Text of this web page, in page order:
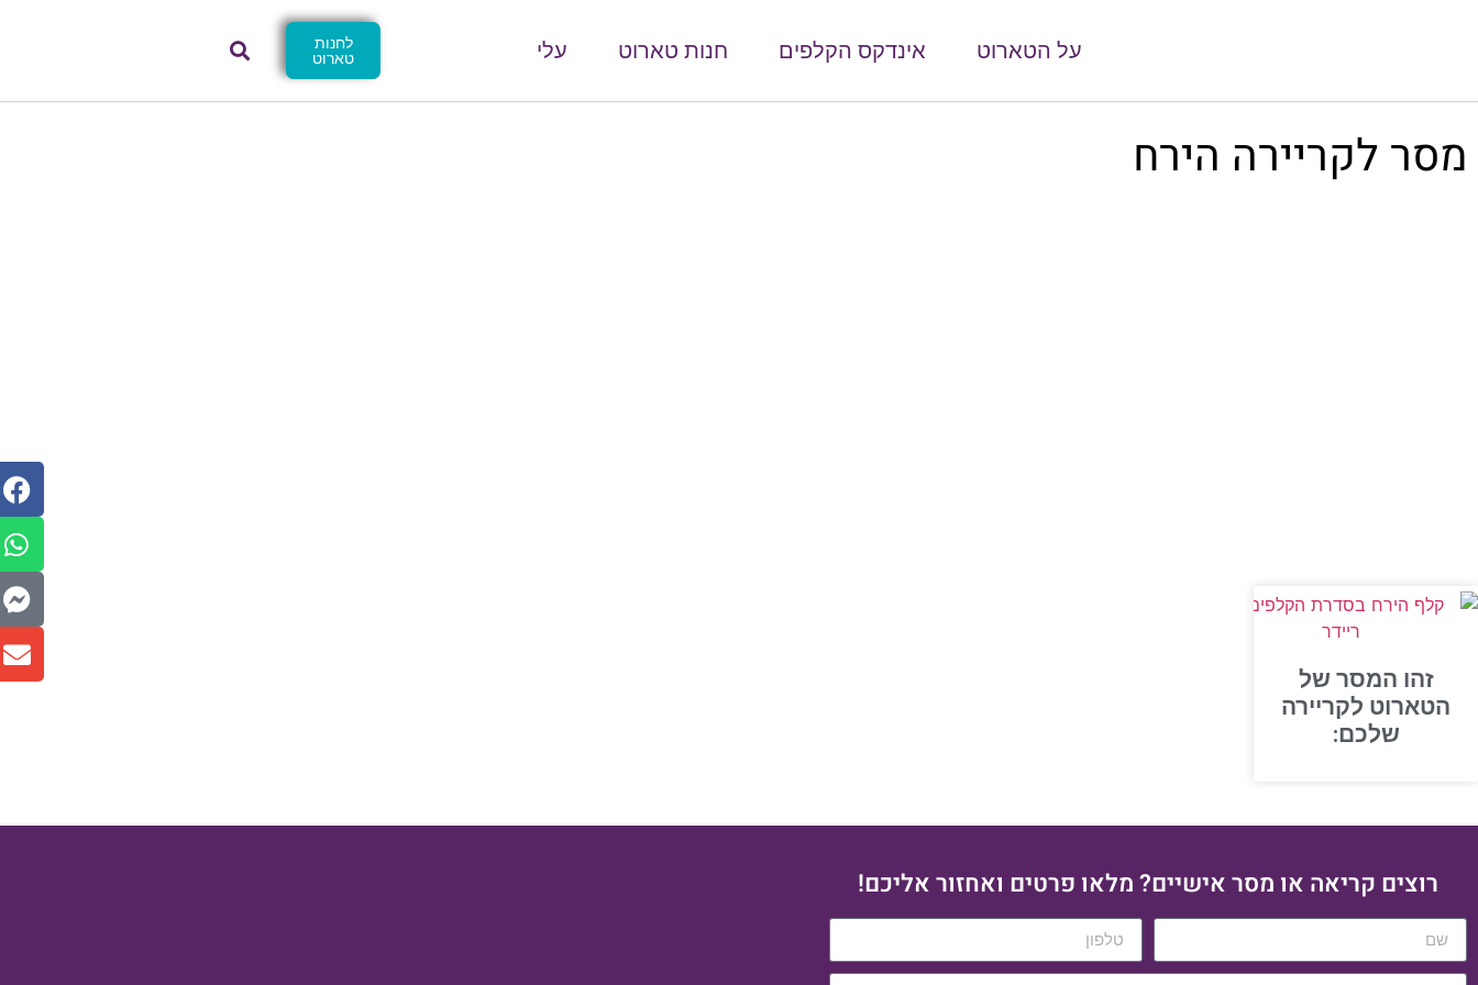
על הטארוט אינדקס הקלפים חנות טארוט עלי
לחנות
טארוט
מסר לקריירה הירח
זהו המסר של
הטארוט לקריירה
שלכם:
רוצים קריאה או מסר אישיים? מלאו פרטים ואחזור אליכם!